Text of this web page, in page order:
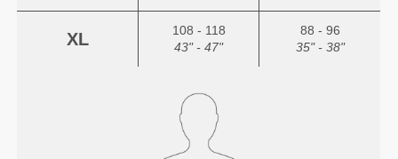
XL
108 - 118
43" - 47"
88 - 96
35" - 38"